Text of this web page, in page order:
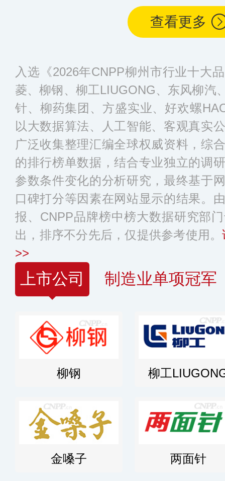
查看更多
入选《2026年CNPP柳州市行业十大
菱、柳钢、柳工LIUGONG、东风柳汽
针、柳药集团、方盛实业、好欢螺
以大数据算法、人工智能、客观真实
广泛收集整理汇编全球权威资料，综
的排行榜单数据，结合专业独立的调
参数条件变化的分析研究，最终基于
口碑打分等因素在网站显示的结果。
报、CNPP品牌榜中榜大数据研究部
出，排序不分先后，仅提供参考使用。
>>
上市公司 制造业单项冠军
柳钢 柳工
金嗓子 两面针